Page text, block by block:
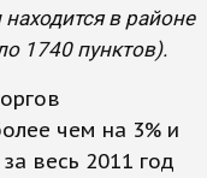
находится в районе
1740 пунктов).
чем на 3% и
весь 2011 год